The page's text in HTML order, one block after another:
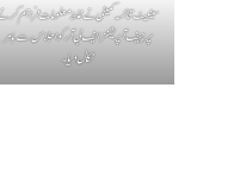
سینیٹ قائمہ کمیٹی نے غلط معلومات فراہم
پر چیف آپریشنز ایف بی آر کو اجلاس سے باہر
نکال دیا۔